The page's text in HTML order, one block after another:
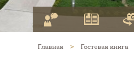
Главная > Гостевая книга